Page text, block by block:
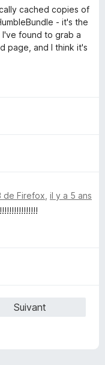
cached copies of
- it's the
found to grab a
page, and I think it's
de Firefox il y a 5 ans
Suivant